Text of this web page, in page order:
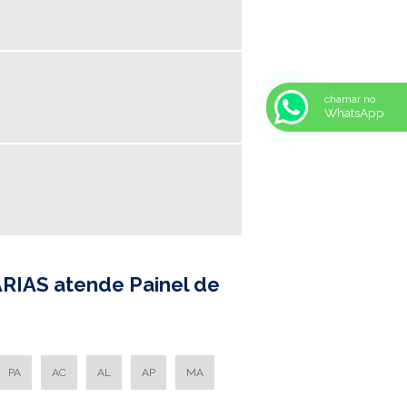
LUMINARIA SOBREPOR COM
atende Painel de
PA AC AL AP MA
chamar no
WhatsApp